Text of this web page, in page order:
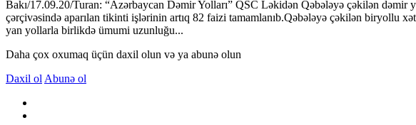
Bakı/17.09.20/Turan: “Azərbaycan Dəmir Yolları” QSC Ləkidən Qəbələyə çəkilən
çərçivəsində aparılan tikinti işlərinin artıq 82 faizi tamamlanıb.Qəbələyə çəkilən biryollu
yan yollarla birlikdə ümumi uzunluğu...
Daha çox oxumaq üçün daxil olun və ya abunə olun
Daxil ol Abunə ol